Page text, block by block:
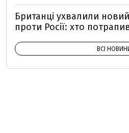
Британці ухвалили
проти Росії: хто
ВСІ